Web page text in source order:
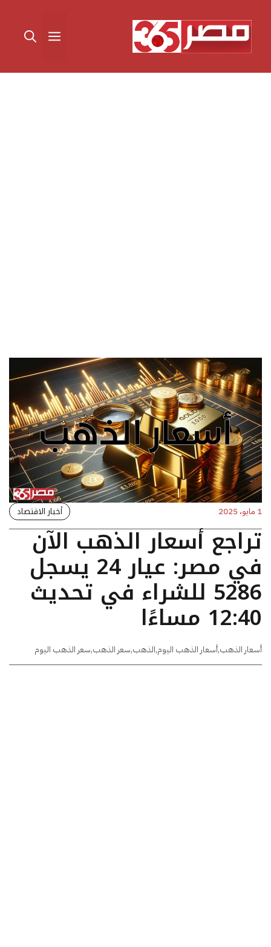
المحتوى القائمة
1 مايو، 2025 أخبار الاقتصاد
تراجع أسعار الذهب الآن
في مصر: عيار 24 يسجل
5286 للشراء في تحديث
12:40 مساءًا
أسعار الذهب,أسعار الذهب اليوم,الذهب,سعر الذهب,سعر الذهب اليوم